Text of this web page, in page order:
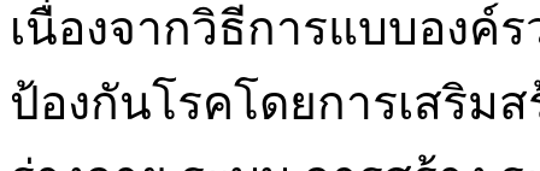
เนื่องจากวิธีการแบบอง
ป้องกันโรคโดยการเสริ